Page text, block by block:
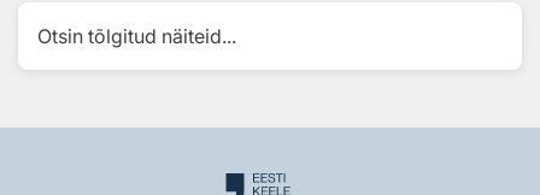
Otsin tõlgitud näiteid...